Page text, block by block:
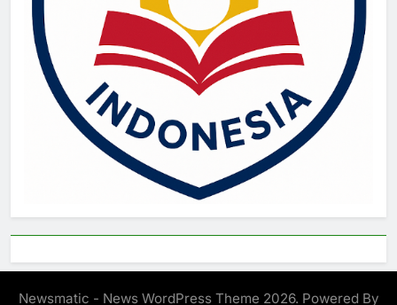
Newsmatic - News WordPress Theme 2026. Powered By